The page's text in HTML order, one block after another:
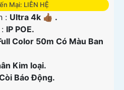
Mại: LIÊN HỆ
: Ultra 4k 👍🏾 .
IP POE.
Color 50m Có Màu Ban
Kim loại.
Báo Động.